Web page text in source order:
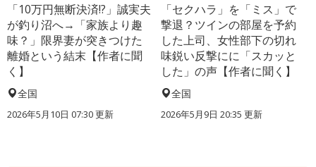
「10万円無断決済!?」誠実夫
が釣り沼へ→「家族より趣
味？」限界妻が突きつけた
離婚という結末【作者に聞
く】
全国
2026年5月10日 07:30 更新
「セクハラ」を「ミス」で
撃退？ツインの部屋を予約
した上司、女性部下の切れ
味鋭い反撃にに「スカッと
した」の声【作者に聞く】
全国
2026年5月9日 20:35 更新